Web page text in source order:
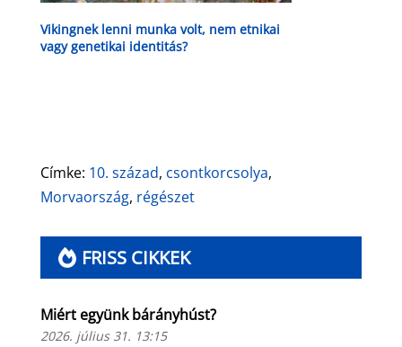
Vikingnek lenni munka volt, nem etnikai
vagy genetikai identitás?
Címke: 10. század, csontkorcsolya,
Morvaország, régészet
FRISS CIKKEK
Miért együnk bárányhúst?
2026. július 31. 13:15